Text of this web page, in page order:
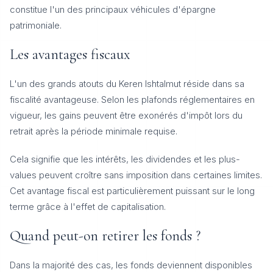
constitue l'un des principaux véhicules d'épargne
patrimoniale.
Les avantages fiscaux
L'un des grands atouts du Keren Ishtalmut réside dans sa
fiscalité avantageuse. Selon les plafonds réglementaires en
vigueur, les gains peuvent être exonérés d'impôt lors du
retrait après la période minimale requise.
Cela signifie que les intérêts, les dividendes et les plus-
values peuvent croître sans imposition dans certaines limites.
Cet avantage fiscal est particulièrement puissant sur le long
terme grâce à l'effet de capitalisation.
Quand peut-on retirer les fonds ?
Dans la majorité des cas, les fonds deviennent disponibles